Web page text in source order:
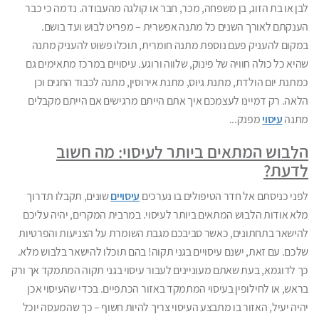
לבן או בת הזוג, בן משפחה, מכר, חבר או קולגה מהעבודה. נדמה כי כבר
הענקתם לאורך השנים כל מתנה אפשרית – מפריט לבוש ועד בושם.
במקום להעניק פעם נוספת מתנה חומרית, תוכלו פשוט להעניק מתנה
שהיא כל כולה חוויה של פינוק, שלווה ורוגע. עיסויים במרכז מתאימים גם
כמתנת יום הולדת, מתנת גיוס, מתנת אירוסין, מתנה לכבוד החגים וכן
הלאה. רק דמיינו לעצמכם איך אתם הייתם מרגישים אם הייתם מקבלים
מתנה עיסוי מפנק...
הלבוש המתאים ביותר לעיסוי: מה חשוב
לדעת?
לפני כניסתם אל חדר הטיפולים בו נערכים עיסוייםשונים, תקבלו תדרוך
מלא אודות הלבוש המתאים ביותר לעיסוי. במרבית המקרים, יהיה עליכם
להישאר בתחתונים, כאשר סביבכם מגבת השומרת על הצניעות והפרטיות
שלכם. עם זאת, ישנם עיסויים בגני תקוה! בהם תוכלו להישאר בלבוש מלא.
כך לדוגמא, בעת שאתם מעוניינים לעבור עיסוי בגני תקוה המתמקד אך ורק
בראש, או לחילופין בעיסוי המתמקד באזור הכתפיים. בכדי שהעיסוי אכן
יהיה יעיל, האזור בו מתבצע העיסוי צריך להיות חשוף – כך שהמעסה יוכל